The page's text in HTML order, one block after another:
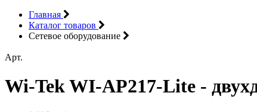
Главная
Каталог товаров
Сетевое оборудование
Арт.
Wi-Tek WI-AP217-Lite -